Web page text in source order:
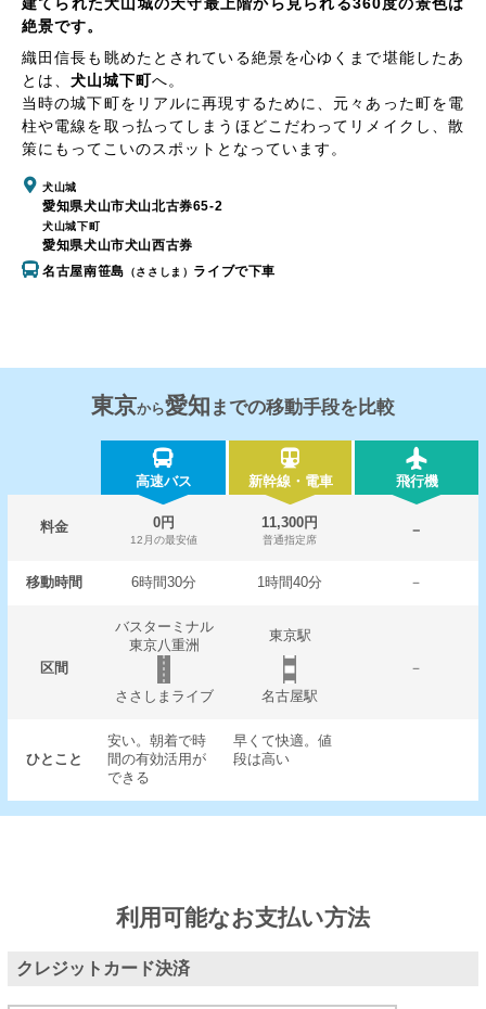
絶景です。
織田信長も眺めたとされている絶景を心ゆくまで堪能したあ
とは、 犬山城下町へ。
当時の城下町をリアルに再現するために、元々あった町を電
柱や電線を取っ払ってしまうほどこだわってリメイクし、散
策にもってこいのスポットとなっています。
犬山城
愛知県犬山市犬山北古券65-2
犬山城下町
愛知県犬山市犬山西古券
名古屋南笹島 （ささしま） ライブで下車
東京から愛知 までの移動手段を比較
高速バス 新幹線・電車 飛行機
料金 0円
12月の最安値
11,300円
普通指定席
－
移動時間 6時間30分 1時間40分 －
区間
バスターミナル
東京八重洲
東京駅
－
ささしまライブ
名古屋駅
ひとこと
安い。朝着で時
間の有効活用が
できる
早くて快適。値
段は高い
利用可能なお支払い方法
クレジットカード決済